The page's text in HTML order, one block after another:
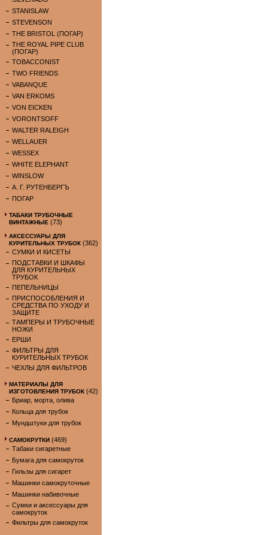
STANISLAW
STEVENSON
THE BRISTOL (ПОГАР)
THE ROYAL PIPE CLUB
(ПОГАР)
TOBACCONIST
TWO FRIENDS
VABANQUE
VAN ERKOMS
VON EICKEN
VORONTSOFF
WALTER RALEIGH
WELLAUER
WESSEX
WHITE ELEPHANT
WINSLOW
А. Г. РУТЕНБЕРГЪ
ПОГАР
ТАБАКИ ТРУБОЧНЫЕ
ВИНТАЖНЫЕ (73)
АКСЕССУАРЫ ДЛЯ
КУРИТЕЛЬНЫХ ТРУБОК (362)
СУМКИ И КИСЕТЫ
ПОДСТАВКИ И ШКАФЫ
ДЛЯ КУРИТЕЛЬНЫХ
ТРУБОК
ПЕПЕЛЬНИЦЫ
ПРИСПОСОБЛЕНИЯ И
СРЕДСТВА ПО УХОДУ И
ЗАЩИТЕ
ТАМПЕРЫ И ТРУБОЧНЫЕ
НОЖИ
ЕРШИ
ФИЛЬТРЫ ДЛЯ
КУРИТЕЛЬНЫХ ТРУБОК
ЧЕХЛЫ ДЛЯ ФИЛЬТРОВ
МАТЕРИАЛЫ ДЛЯ
ИЗГОТОВЛЕНИЯ ТРУБОК (42)
Бриар, морта, олива
Кольца для трубок
Мундштуки для трубок
САМОКРУТКИ (469)
Табаки сигаретные
Бумага для самокруток
Гильзы для сигарет
Машинки самокруточные
Машинки набивочные
Сумки и аксессуары для
самокруток
Фильтры для самокруток